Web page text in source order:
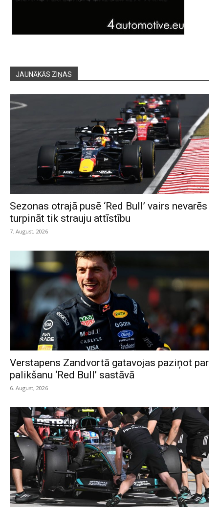
JAUNĀKĀS ZIŅAS
Sezonas otrajā pusē ‘Red Bull’ vairs nevarēs
turpināt tik strauju attīstību
7. August, 2026
Verstapens Zandvortā gatavojas paziņot par
palikšanu ‘Red Bull’ sastāvā
6. August, 2026